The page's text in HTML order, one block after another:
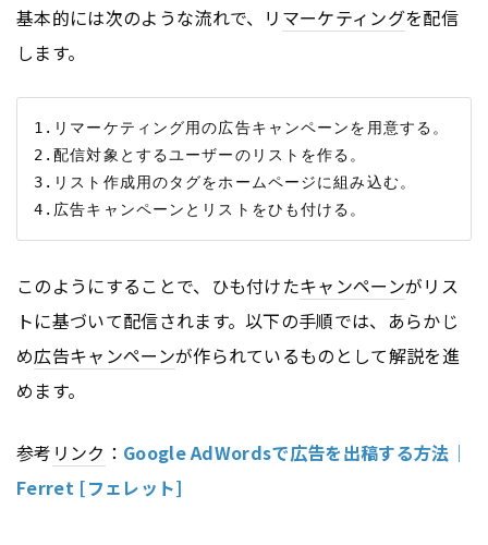
基本的には次のような流れで、リ マーケティングを配信
します。
1.リマーケティング用の広告キャンペーンを用意する。
2.配信対象とするユーザーのリストを作る。
3.リスト作成用のタグをホームページに組み込む。
このようにすることで、ひも付けたキャンペーンがリス
トに基づいて配信されます。以下の手順では、あらかじ
め広告キャンペーンが作られているものとして解説を進
めます。
参考 リンク ： Google AdWordsで広告を出稿する方法｜
Ferret [フェレット]